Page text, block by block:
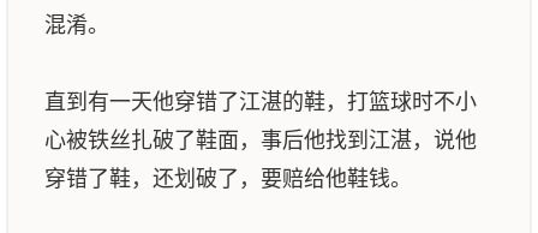
混淆。
直到有一天他穿错了江湛的鞋，打篮球时不小
心被铁丝扎破了鞋面，事后他找到江湛，说他
穿错了鞋，还划破了，要赔给他鞋钱。